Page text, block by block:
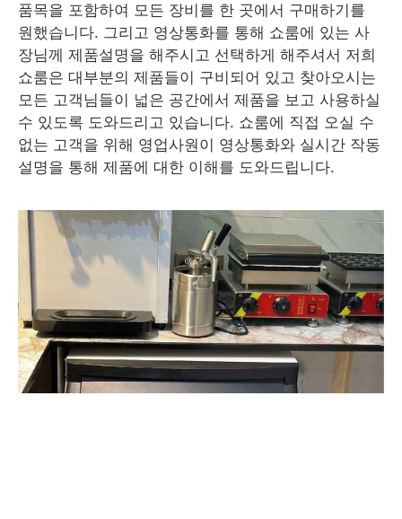
품목을 포함하여 모든 장비를 한 곳에서 구매하기를
원했습니다. 그리고 영상통화를 통해 쇼룸에 있는 사
장님께 제품설명을 해주시고 선택하게 해주셔서 저희
쇼룸은 대부분의 제품들이 구비되어 있고 찾아오시는
모든 고객님들이 넓은 공간에서 제품을 보고 사용하실
수 있도록 도와드리고 있습니다. 쇼룸에 직접 오실 수
없는 고객을 위해 영업사원이 영상통화와 실시간 작동
설명을 통해 제품에 대한 이해를 도와드립니다.